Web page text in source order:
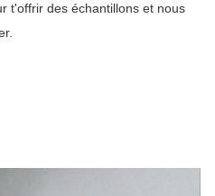
t'offrir des échantillons et nous